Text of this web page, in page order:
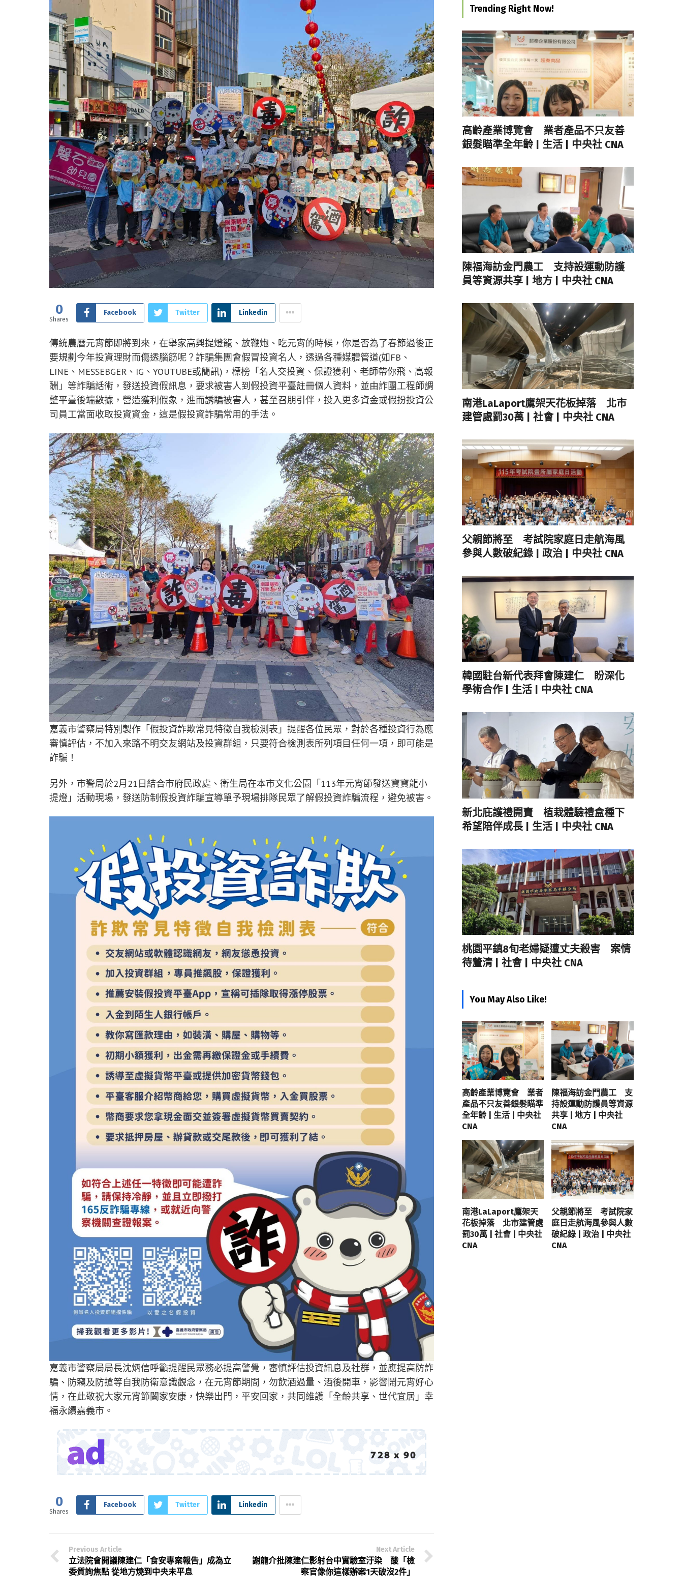
0
Shares
Facebook Twitter Linkedin
傳統農曆元宵節即將到來，在舉家高興提燈籠、放鞭炮、吃元宵的時候，你是否為了春節過後正
要規劃今年投資理財而傷透腦筋呢？詐騙集團會假冒投資名人，透過各種媒體管道(如FB、
LINE、MESSEBGER、IG、YOUTUBE或簡訊)，標榜「名人交投資、保證獲利、老師帶你飛、高報
酬」等詐騙話術，發送投資假訊息，要求被害人到假投資平臺註冊個人資料，並由詐團工程師調
整平臺後端數據，營造獲利假象，進而誘騙被害人，甚至召朋引伴，投入更多資金或假扮投資公
司員工當面收取投資資金，這是假投資詐騙常用的手法。
嘉義市警察局特別製作「假投資詐欺常見特徵自我檢測表」提醒各位民眾，對於各種投資行為應
審慎評估，不加入來路不明交友網站及投資群組，只要符合檢測表所列項目任何一項，即可能是
詐騙！
另外，市警局於2月21日結合市府民政處、衛生局在本市文化公園「113年元宵節發送寶寶龍小
提燈」活動現場，發送防制假投資詐騙宣導單予現場排隊民眾了解假投資詐騙流程，避免被害。
嘉義市警察局局長沈炳信呼籲提醒民眾務必提高警覺，審慎評估投資訊息及社群，並應提高防詐
騙、防竊及防搶等自我防衛意識觀念，在元宵節期間，勿飲酒過量、酒後開車，影響鬧元宵好心
情，在此敬祝大家元宵節闔家安康，快樂出門，平安回家，共同維護「全齡共享、世代宜居」幸
福永續嘉義市。
0
Shares
Facebook Twitter Linkedin
Previous Article
立法院會開議陳建仁「食安專案報告」成為立
委質詢焦點 從地方燒到中央未平息
Next Article
謝龍介批陳建仁影射台中實驗室汙染 酸「檢
察官像你這樣辦案1天破沒2件」
Trending Right Now!
高齡產業博覽會 業者產品不只友善
銀髮瞄準全年齡 | 生活 | 中央社 CNA
陳福海訪金門農工 支持設運動防護
員等資源共享 | 地方 | 中央社 CNA
南港LaLaport鷹架天花板掉落 北市
建管處罰30萬 | 社會 | 中央社 CNA
父親節將至 考試院家庭日走航海風
參與人數破紀錄 | 政治 | 中央社 CNA
韓國駐台新代表拜會陳建仁 盼深化
學術合作 | 生活 | 中央社 CNA
新北庇護禮開賣 植栽體驗禮盒種下
希望陪伴成長 | 生活 | 中央社 CNA
桃園平鎮8旬老婦疑遭丈夫殺害 案情
待釐清 | 社會 | 中央社 CNA
You May Also Like!
高齡產業博覽會 業者
產品不只友善銀髮瞄準
全年齡 | 生活 | 中央社
CNA
陳福海訪金門農工 支
持設運動防護員等資源
共享 | 地方 | 中央社
CNA
南港LaLaport鷹架天
花板掉落 北市建管處
罰30萬 | 社會 | 中央社
CNA
父親節將至 考試院家
庭日走航海風參與人數
破紀錄 | 政治 | 中央社
CNA